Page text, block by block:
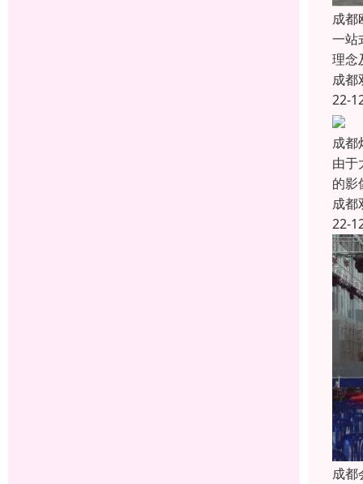
成都
一站
理念
成都
22-
成都
由于
的影
成都
22-
成都